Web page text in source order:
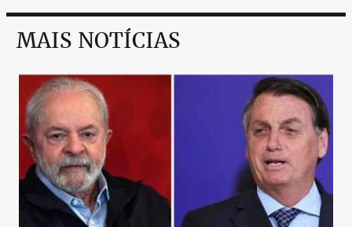
MAIS NOTÍCIAS